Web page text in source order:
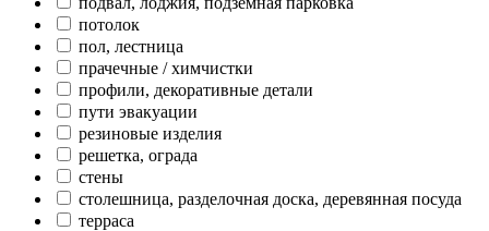
потолок
пол, лестница
прачечные / химчистки
профили, декоративные детали
пути эвакуации
резиновые изделия
решетка, ограда
стены
столешница, разделочная доска, деревянная посуда
терраса